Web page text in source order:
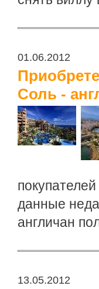
01.06.2012
Соль -
данные
англичан
13.05.2012